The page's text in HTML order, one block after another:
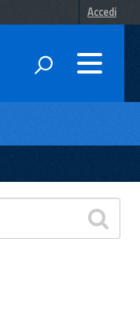
Accedi